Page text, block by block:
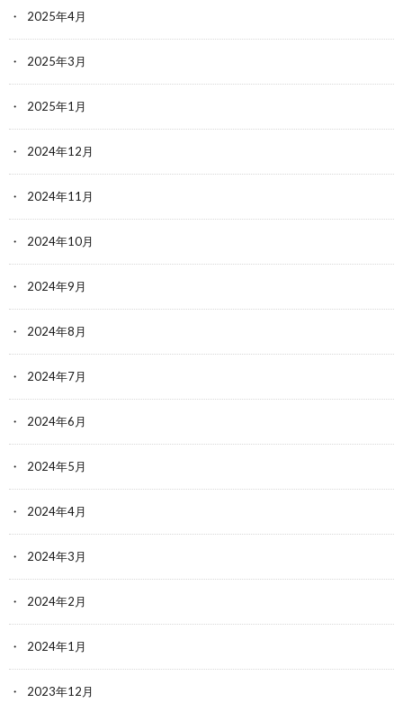
2025年4月
2025年3月
2025年1月
2024年12月
2024年11月
2024年10月
2024年9月
2024年8月
2024年7月
2024年6月
2024年5月
2024年4月
2024年3月
2024年2月
2024年1月
2023年12月